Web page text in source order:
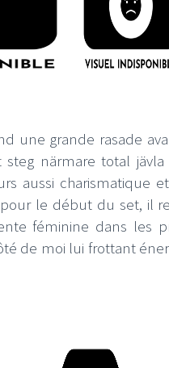
une grande rasade
steg närmare total
aussi charismatique
le début du set, il
féminine dans les
de moi lui frottant